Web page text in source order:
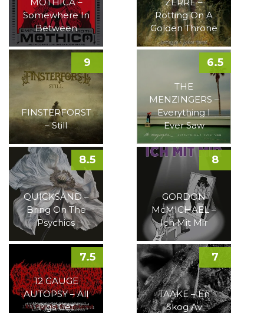
Somewhere In
Between
Rotting On A
Golden Throne
FINSTERFORST
– Still
9
THE
MENZINGERS –
Everything I
Ever Saw
6.5
QUICKSAND –
Bring On The
Psychics
8.5
GORDON
McMICHAEL –
Ich Mit Mir
8
12 GAUGE
AUTOPSY – All
Pigs Get
7.5
TAAKE – En
Skog Av
7